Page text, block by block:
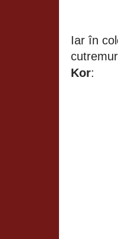
Iar în
Kor: